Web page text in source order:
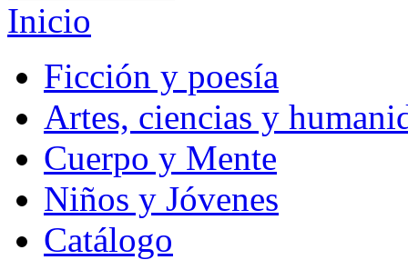
Inicio
Ficción y poesía
Artes, ciencias y
Cuerpo y Mente
Niños y Jóvenes
Catálogo